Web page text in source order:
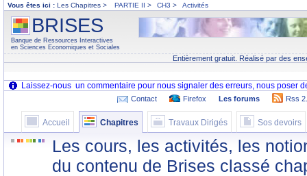
Vous êtes ici : Les Chapitres > PARTIE II > CH3 > Activités
BRISES
Banque de Ressources Interactives
en Sciences Economiques et Sociales
Entièrement gratuit. Réalisé par des
Contact Firefox Les forums Rss
Accueil Chapitres Travaux Dirigés Sos devoirs
Les cours, les activités, les
du contenu de Brises classé